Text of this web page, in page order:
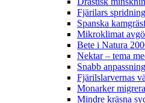
Fjärilars
Spanska
Mikroklimat
Bete i Natura
Nektar – tema
Snabb
Fjärilslarvernas
Monarker
Mindre kräsna